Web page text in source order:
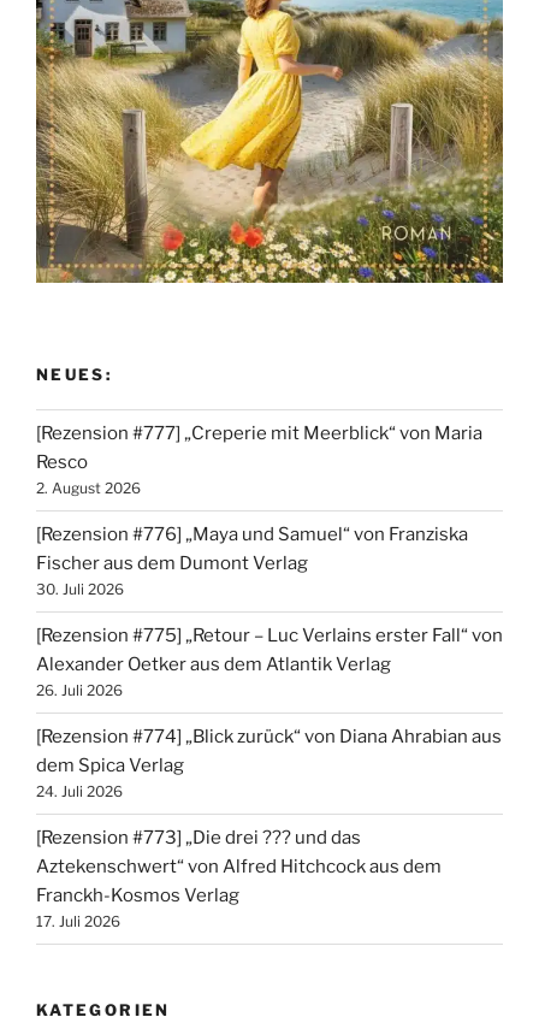
NEUES:
[Rezension #777] „Creperie mit Meerblick“ von Maria
Resco
2. August 2026
[Rezension #776] „Maya und Samuel“ von Franziska
Fischer aus dem Dumont Verlag
30. Juli 2026
[Rezension #775] „Retour – Luc Verlains erster Fall“ von
Alexander Oetker aus dem Atlantik Verlag
26. Juli 2026
[Rezension #774] „Blick zurück“ von Diana Ahrabian aus
dem Spica Verlag
24. Juli 2026
[Rezension #773] „Die drei ??? und das
Aztekenschwert“ von Alfred Hitchcock aus dem
Franckh-Kosmos Verlag
17. Juli 2026
KATEGORIEN